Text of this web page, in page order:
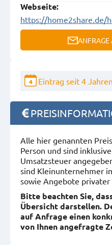
Webseite:
https://home2share.de/
ANFRAGE
4 Eintrag seit 4
Alle hier genannten
Person und sind
Umsatzsteuer
sind Kleinunternehmer
sowie Angebote
Bitte beachten Sie,
Übersicht darstellen.
auf Anfrage einen
von Ihnen angefragte